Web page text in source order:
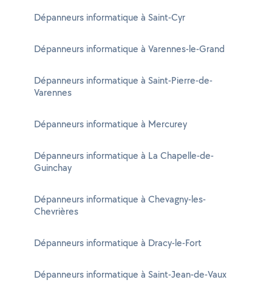
Dépanneurs informatique à Saint-Cyr
Dépanneurs informatique à Varennes-le-Grand
Dépanneurs informatique à Saint-Pierre-de-
Varennes
Dépanneurs informatique à Mercurey
Dépanneurs informatique à La Chapelle-de-
Guinchay
Dépanneurs informatique à Chevagny-les-
Chevrières
Dépanneurs informatique à Dracy-le-Fort
Dépanneurs informatique à Saint-Jean-de-Vaux